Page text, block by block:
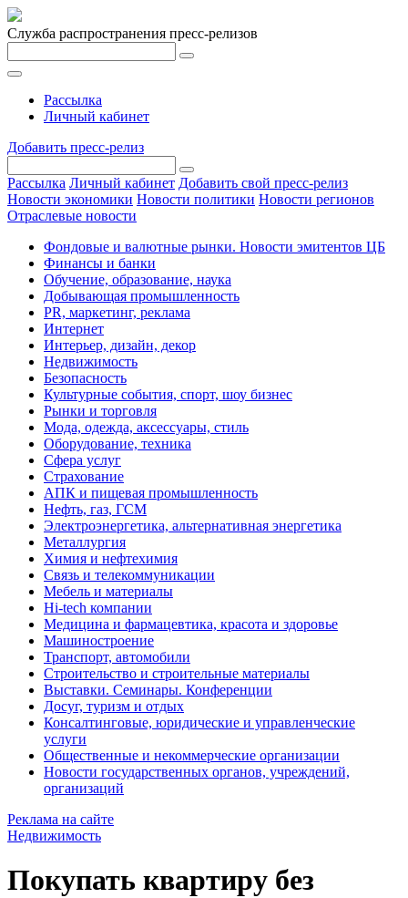
Служба распространения пресс-релизов
Рассылка
Личный кабинет
Добавить пресс-релиз
Рассылка Личный кабинет Добавить свой пресс-релиз
Новости экономики Новости политики Новости регионов
Отраслевые новости
Фондовые и валютные рынки. Новости эмитентов ЦБ
Финансы и банки
Обучение, образование, наука
Добывающая промышленность
PR, маркетинг, реклама
Интернет
Интерьер, дизайн, декор
Недвижимость
Безопасность
Культурные события, спорт, шоу бизнес
Рынки и торговля
Мода, одежда, аксессуары, стиль
Оборудование, техника
Сфера услуг
Страхование
АПК и пищевая промышленность
Нефть, газ, ГСМ
Электроэнергетика, альтернативная энергетика
Металлургия
Химия и нефтехимия
Связь и телекоммуникации
Мебель и материалы
Hi-tech компании
Медицина и фармацевтика, красота и здоровье
Машиностроение
Транспорт, автомобили
Строительство и строительные материалы
Выставки. Семинары. Конференции
Досуг, туризм и отдых
Консалтинговые, юридические и управленческие
услуги
Общественные и некоммерческие организации
Новости государственных органов, учреждений,
организаций
Реклама на сайте
Недвижимость
Покупать квартиру без